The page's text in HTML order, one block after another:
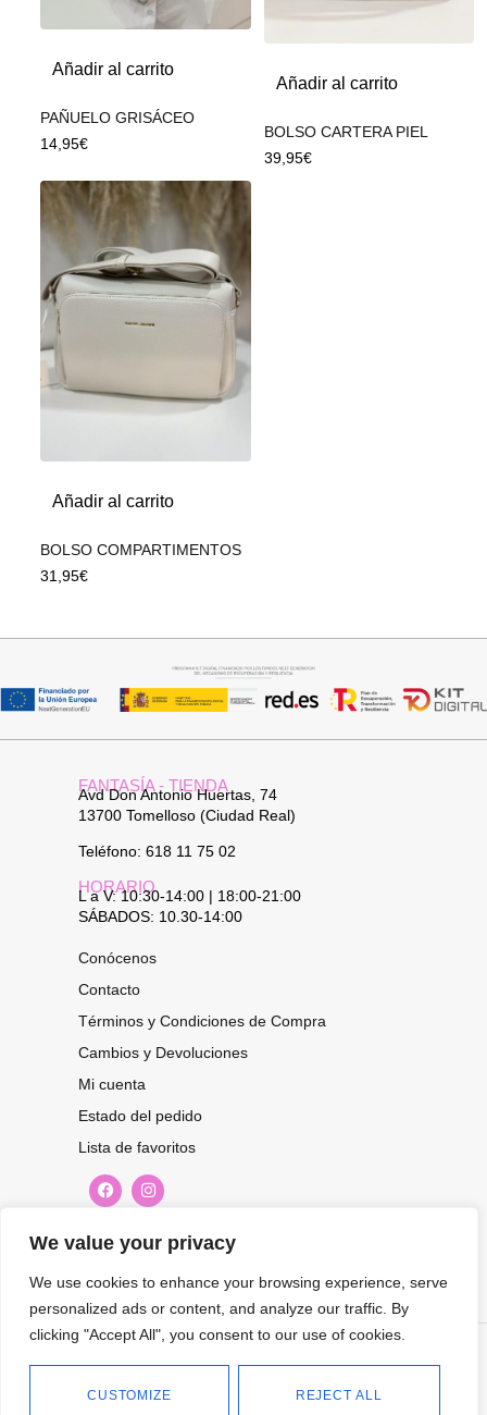
We value your privacy
We use cookies to enhance your browsing experience, serve
personalized ads or content, and analyze our traffic. By
clicking "Accept All", you consent to our use of cookies.
CUSTOMIZE REJECT ALL
Añadir al carrito
PAÑUELO GRISÁCEO
14,95€
Añadir al carrito
BOLSO CARTERA PIEL
39,95€
Añadir al carrito
BOLSO COMPARTIMENTOS
31,95€
FANTASÍA - TIENDA
Avd Don Antonio Huertas, 74
13700 Tomelloso (Ciudad Real)
Teléfono: 618 11 75 02
HORARIO
L a V: 10:30-14:00 | 18:00-21:00
SÁBADOS: 10.30-14:00
Conócenos
Contacto
Términos y Condiciones de Compra
Cambios y Devoluciones
Mi cuenta
Estado del pedido
Lista de favoritos
OFERTAS...
Suscríbete a nuestra newsletter
2026.
Complementos
Política de
privacidad